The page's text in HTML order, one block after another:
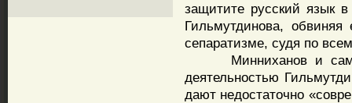
защитите русский язык
Гильмутдинова,
сепаратизме, судя по
Минниханов и сам
деятельностью
дают недостаточно